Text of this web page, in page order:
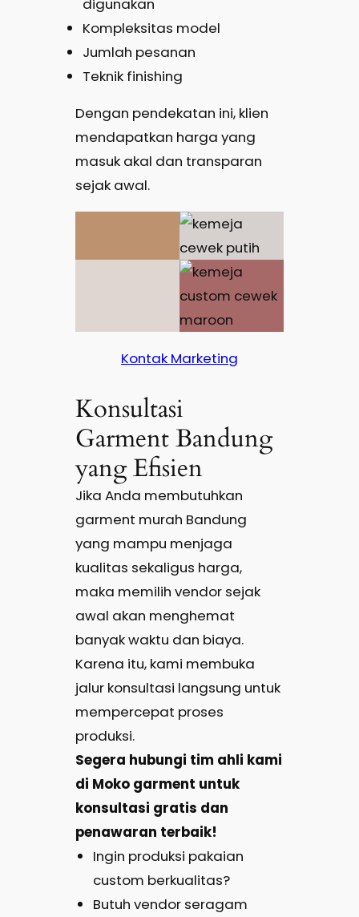
digunakan
Kompleksitas model
Jumlah pesanan
Teknik finishing
Dengan pendekatan ini, klien
mendapatkan harga yang
masuk akal dan transparan
sejak awal.
Kontak Marketing
Konsultasi
Garment Bandung
yang Efisien
Jika Anda membutuhkan
garment murah Bandung
yang mampu menjaga
kualitas sekaligus harga,
maka memilih vendor sejak
awal akan menghemat
banyak waktu dan biaya.
Karena itu, kami membuka
jalur konsultasi langsung untuk
mempercepat proses
produksi.
Segera hubungi tim ahli kami
di Moko garment untuk
konsultasi gratis dan
penawaran terbaik!
Ingin produksi pakaian
custom berkualitas?
Butuh vendor seragam